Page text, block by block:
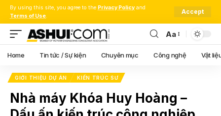
By using this site, you agree to the Privacy Policy and
Terms of Use.
Accept
Font
Resizer
Aa
Home Tin tức / Sự kiện Chuyên mục Công nghệ Vật
GIỚI THIỆU DỰ ÁN KIẾN TRÚC SƯ
Nhà máy Khóa Huy Hoàng –